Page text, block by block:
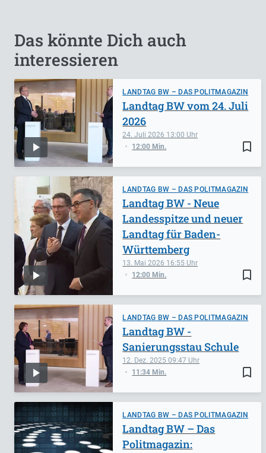
Das könnte Dich auch
interessieren
LANDTAG BW – DAS POLITMAGAZIN
bookmark_border
24. Juli 2026 13:00
12:00 Min.
Landtag BW vom 24. Juli
2026
LANDTAG BW – DAS POLITMAGAZIN
bookmark_border
13. Mai 2026 16:55
12:00 Min.
Landtag BW - Neue
Landesspitze und neuer
Landtag für Baden-
Württemberg
LANDTAG BW – DAS POLITMAGAZIN
bookmark_border
12. Dez. 202509:47
11:34 Min.
Landtag BW -
Sanierungsstau Schule
LANDTAG BW – DAS POLITMAGAZIN
Landtag BW – Das
Politmagazin: